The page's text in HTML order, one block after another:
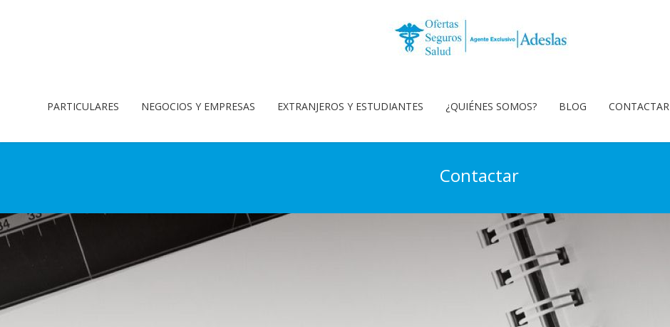
PARTICULARES NEGOCIOS Y EMPRESAS EXTRANJEROS Y ESTUDIANTES ¿QUIÉNES SOMOS? BLOG CONTACTAR
Contactar